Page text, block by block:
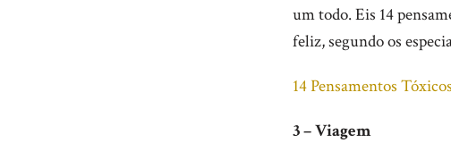
um todo. Eis 14
feliz, segundo os
14 Pensamentos
3 – Viagem